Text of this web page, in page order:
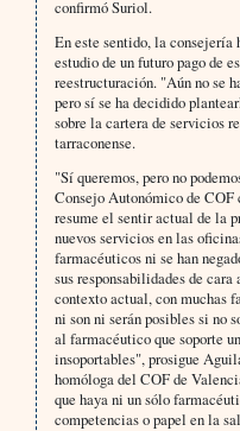
confirmó Suriol.
En este sentido, la consejería
estudio de un futuro pago de
reestructuración. "Aún no se
pero sí se ha decidido
sobre la cartera de servicios
tarraconense.
"Sí queremos, pero no
Consejo Autonómico de COF
resume el sentir actual de la
nuevos servicios en las
farmacéuticos ni se han
sus responsabilidades de
contexto actual, con muchas
ni son ni serán posibles si no
al farmacéutico que soporte
insoportables", prosigue
homóloga del COF de
que haya ni un sólo
competencias o papel en la